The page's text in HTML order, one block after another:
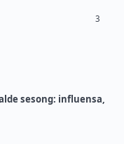
3
sesong: influensa,